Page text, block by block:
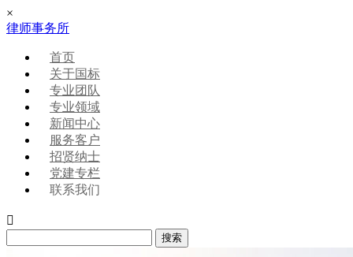
×
律师事务所
首页
关于国标
专业团队
专业领域
新闻中心
服务客户
招贤纳士
党建专栏
联系我们
